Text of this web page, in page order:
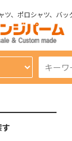
ツ、ポロシャツ、バッ